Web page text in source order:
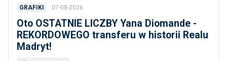
GRAFIKI 07-08-2026
Oto OSTATNIE LICZBY Yana Diomande -
REKORDOWEGO transferu w historii Realu
Madryt!